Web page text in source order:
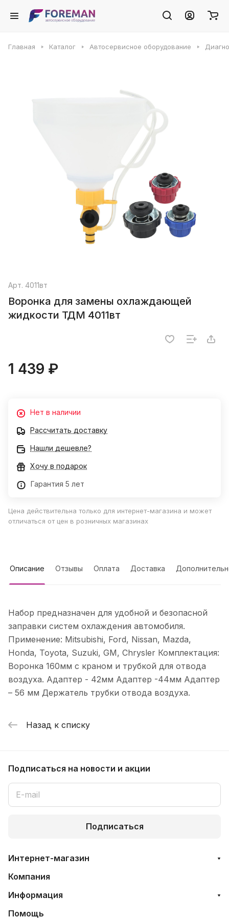
Главная Каталог Автосервисное оборудование
Арт. 4011вт
Воронка для замены охлаждающей
жидкости ТДМ 4011вт
1 439 ₽
Нет в наличии
Рассчитать доставку
Нашли дешевле?
Хочу в подарок
Гарантия 5 лет
Цена действительна только для интернет-магазина и может
отличаться от цен в розничных магазинах
Описание Отзывы Оплата Доставка
Набор предназначен для удобной и безопасной
заправки систем охлаждения автомобиля.
Применение: Mitsubishi, Ford, Nissan, Mazda,
Honda, Toyota, Suzuki, GM, Chrysler Комплектация:
Воронка 160мм с краном и трубкой для отвода
воздуха. Адаптер - 42мм Адаптер -44мм Адаптер
– 56 мм Держатель трубки отвода воздуха.
Назад к списку
Подписаться на новости и акции
Подписаться
Интернет-магазин
Компания
Информация
Помощь